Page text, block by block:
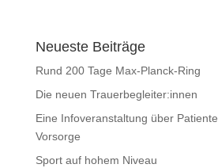
Neueste Beiträge
Rund 200 Tage Max-Planck-Ring
Die neuen Trauerbegleiter:innen
Eine Infoveranstaltung über
Vorsorge
Sport auf hohem Niveau